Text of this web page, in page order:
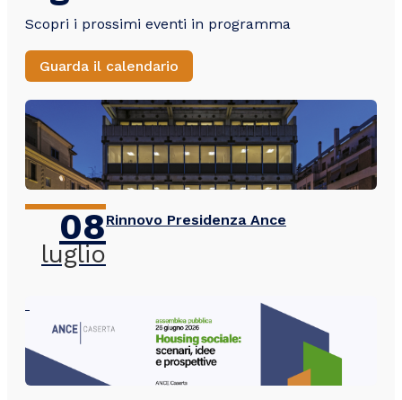
Scopri i prossimi eventi in programma
Guarda il calendario
08
luglio
Rinnovo Presidenza Ance